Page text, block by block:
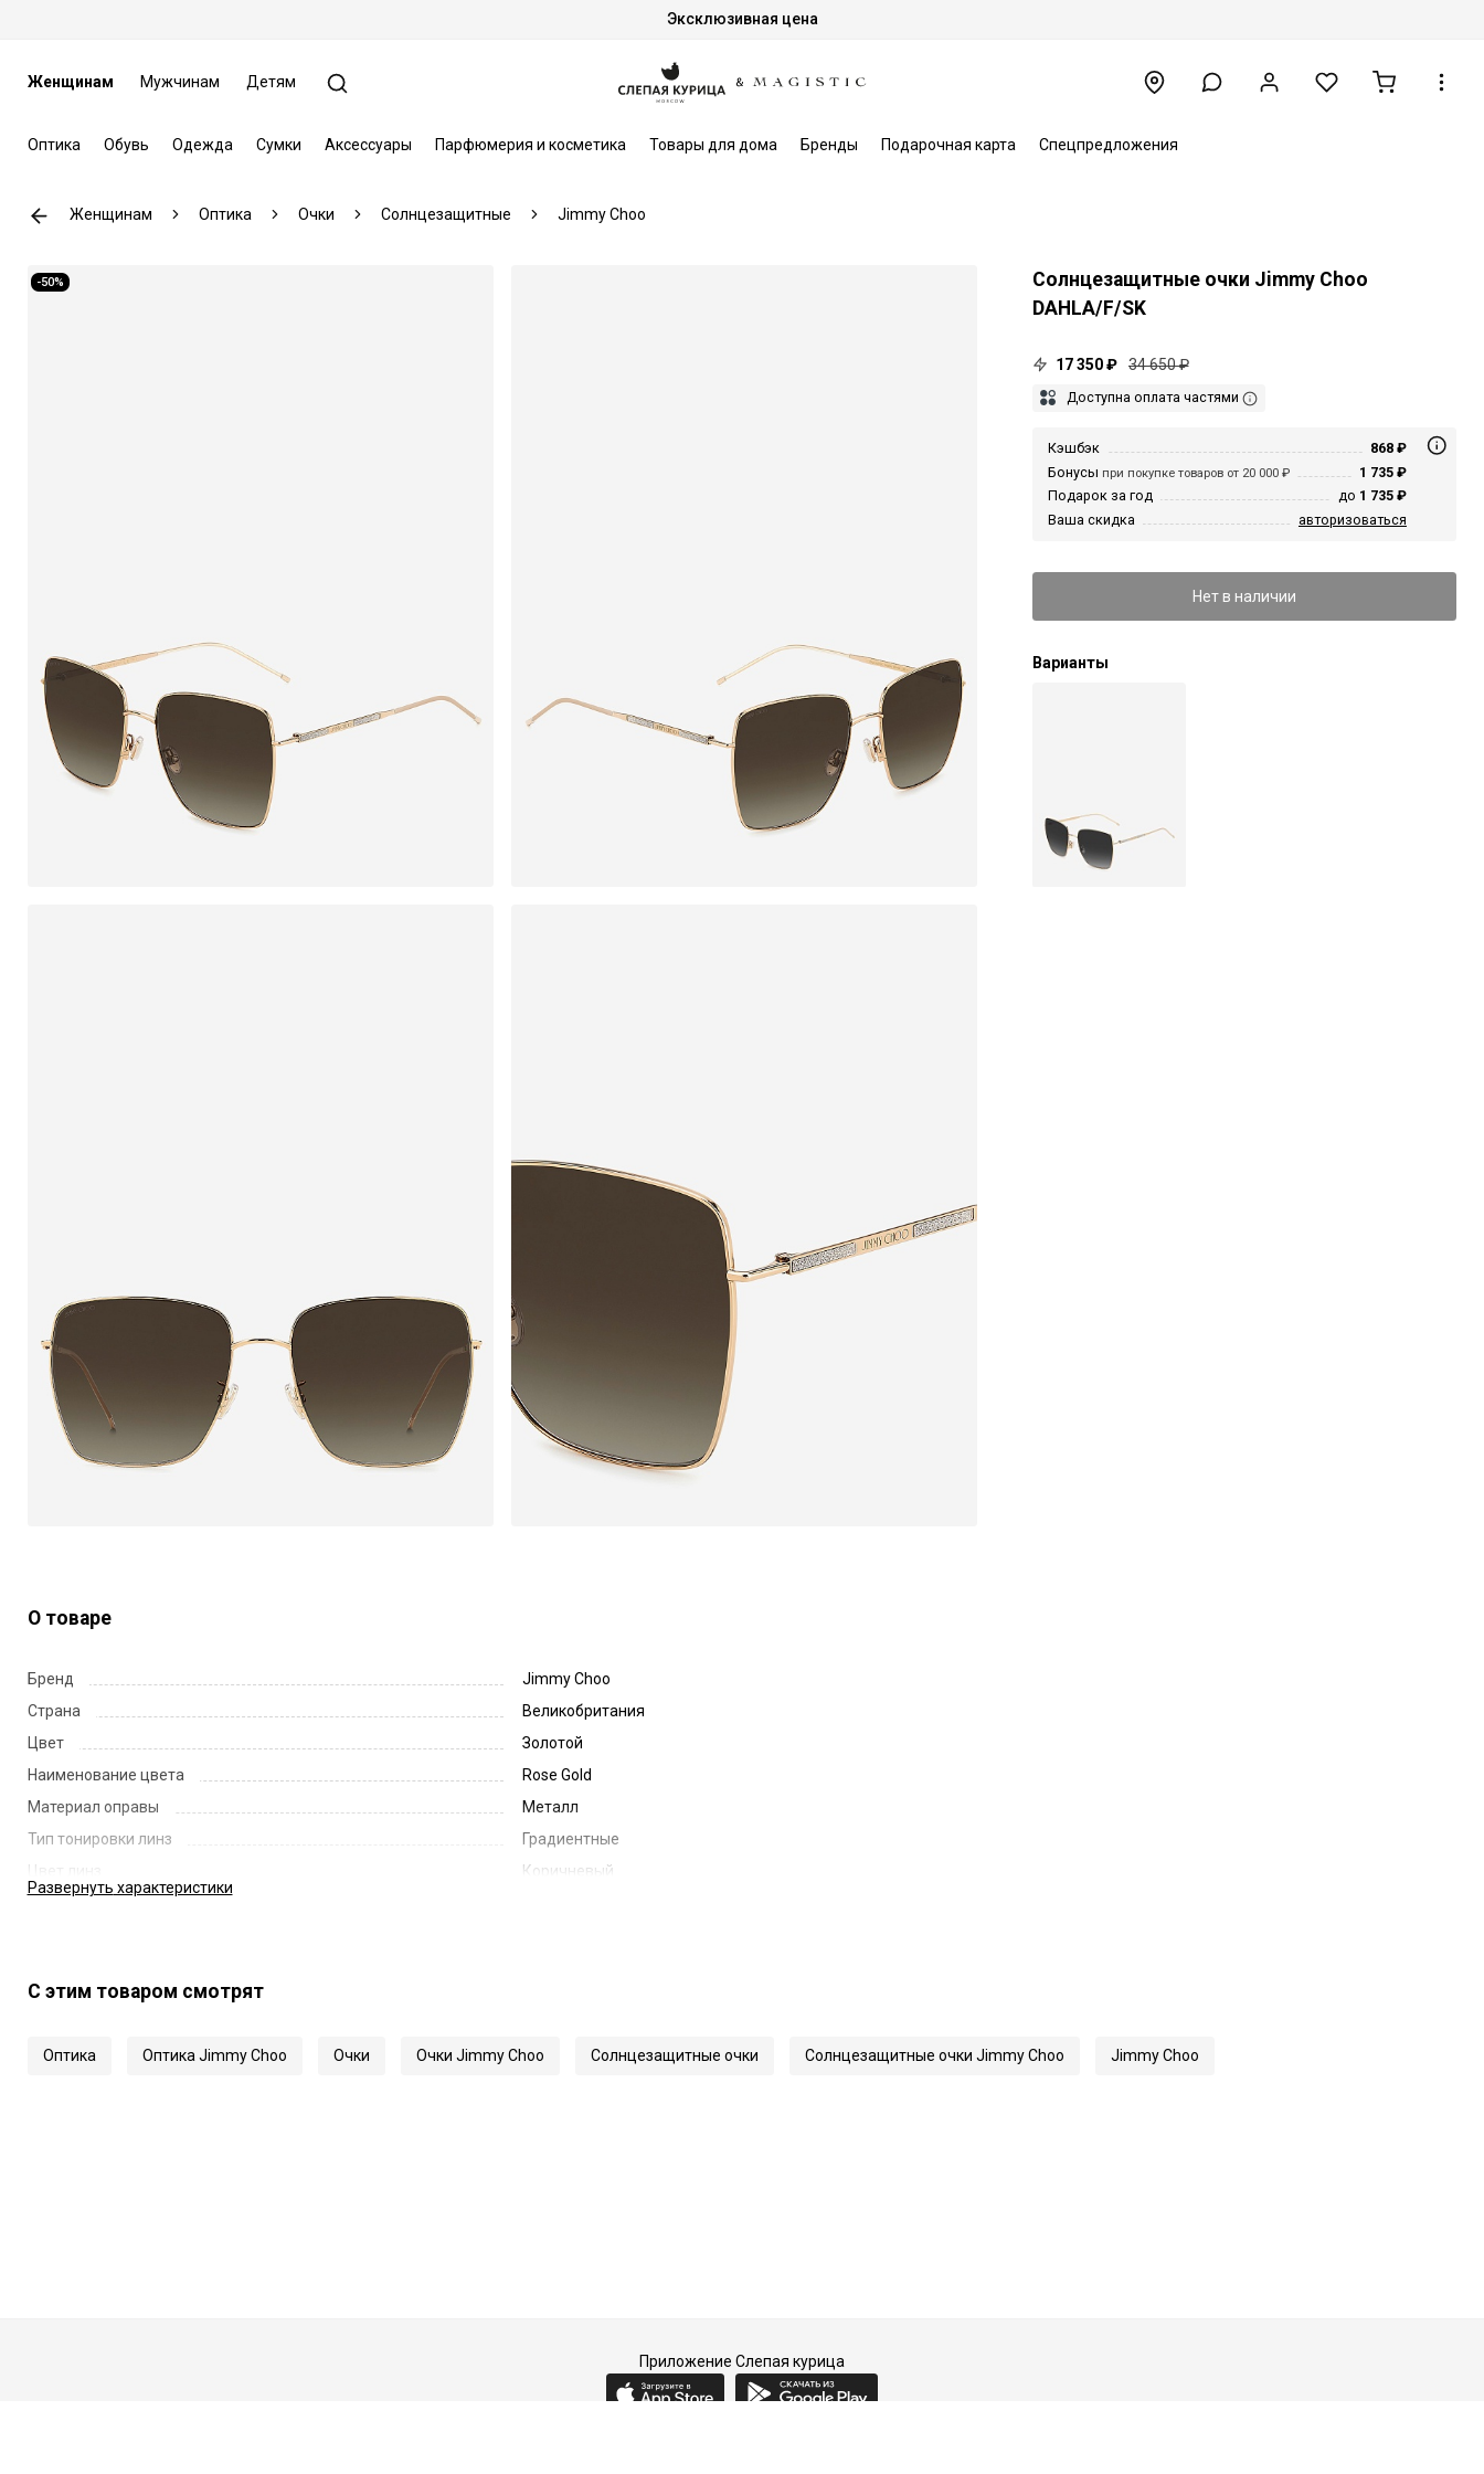
Эксклюзивная цена
Женщинам Мужчинам Детям
Оптика Обувь Одежда Сумки Аксессуары Парфюмерия и косметика Товары для дома Бренды Подарочная карта Спецпредложения
Женщинам Оптика Очки Солнцезащитные Jimmy Choo
-50%
Солнцезащитные очки Jimmy Choo
DAHLA/F/SK
17 350 ₽ 34 650 ₽
Доступна оплата частями
Кэшбэк
868 ₽
Бонусы при покупке товаров от 20 000 ₽
1 735 ₽
Подарок за год
до 1 735 ₽
Ваша скидка
авторизоваться
Нет в наличии
Варианты
О товаре
Бренд
Jimmy Choo
Страна
Великобритания
Цвет
Золотой
Наименование цвета
Rose Gold
Материал оправы
Металл
Тип тонировки линз
Градиентные
Цвет линз
Коричневый
Длина заушника
Артикул
DAHLA/F/SK
Развернуть характеристики
С этим товаром смотрят
Оптика Оптика Jimmy Choo Очки Очки Jimmy Choo Солнцезащитные очки Солнцезащитные очки Jimmy Choo Jimmy Choo
Приложение Слепая курица